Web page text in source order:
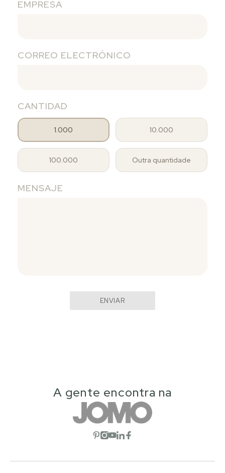
EMPRESA
CORREO ELECTRÓNICO
CANTIDAD
1.000 10.000
100.000 Outra quantidade
MENSAJE
ENVIAR
A gente encontra na
Abrir red social
Abrir red social
Abrir red social
Abrir red social
Abrir red social